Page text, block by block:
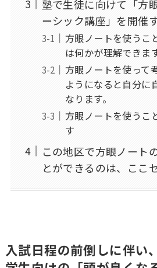
塾で生徒に向けて「方
ーシック講座」を開催
方眼ノートを使うこ
は何かが理解できます
方眼ノートを使って
ようになると自分に
なります。
方眼ノートを使うこ
す
この地区で方眼ノート
とができるのは、ここ
入試日程の前倒しに伴い